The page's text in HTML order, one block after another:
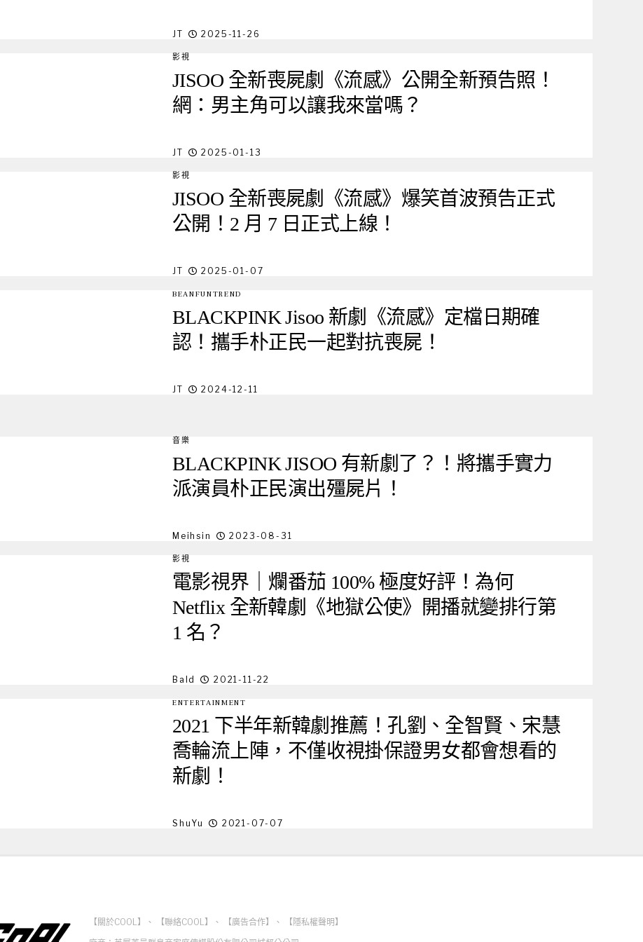
JT 2025-11-26
影視
JISOO 全新喪屍劇《流感》公開全新預告照！
網：男主角可以讓我來當嗎？
JT 2025-01-13
影視
JISOO 全新喪屍劇《流感》爆笑首波預告正式
公開！2 月 7 日正式上線！
JT 2025-01-07
BEANFUNTREND
BLACKPINK Jisoo 新劇《流感》定檔日期確
認！攜手朴正民一起對抗喪屍！
JT 2024-12-11
音樂
BLACKPINK JISOO 有新劇了？！將攜手實力
派演員朴正民演出殭屍片！
Meihsin 2023-08-31
影視
電影視界｜爛番茄 100% 極度好評！為何
Netflix 全新韓劇《地獄公使》開播就變排行第
1 名？
Bald 2021-11-22
ENTERTAINMENT
2021 下半年新韓劇推薦！孔劉、全智賢、宋慧
喬輪流上陣，不僅收視掛保證男女都會想看的
新劇！
ShuYu 2021-07-07
【關於COOL】 、 【聯絡COOL】 、 【廣告合作】 、
【隱私權聲明】